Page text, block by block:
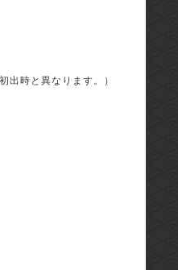
出時と異なります。）